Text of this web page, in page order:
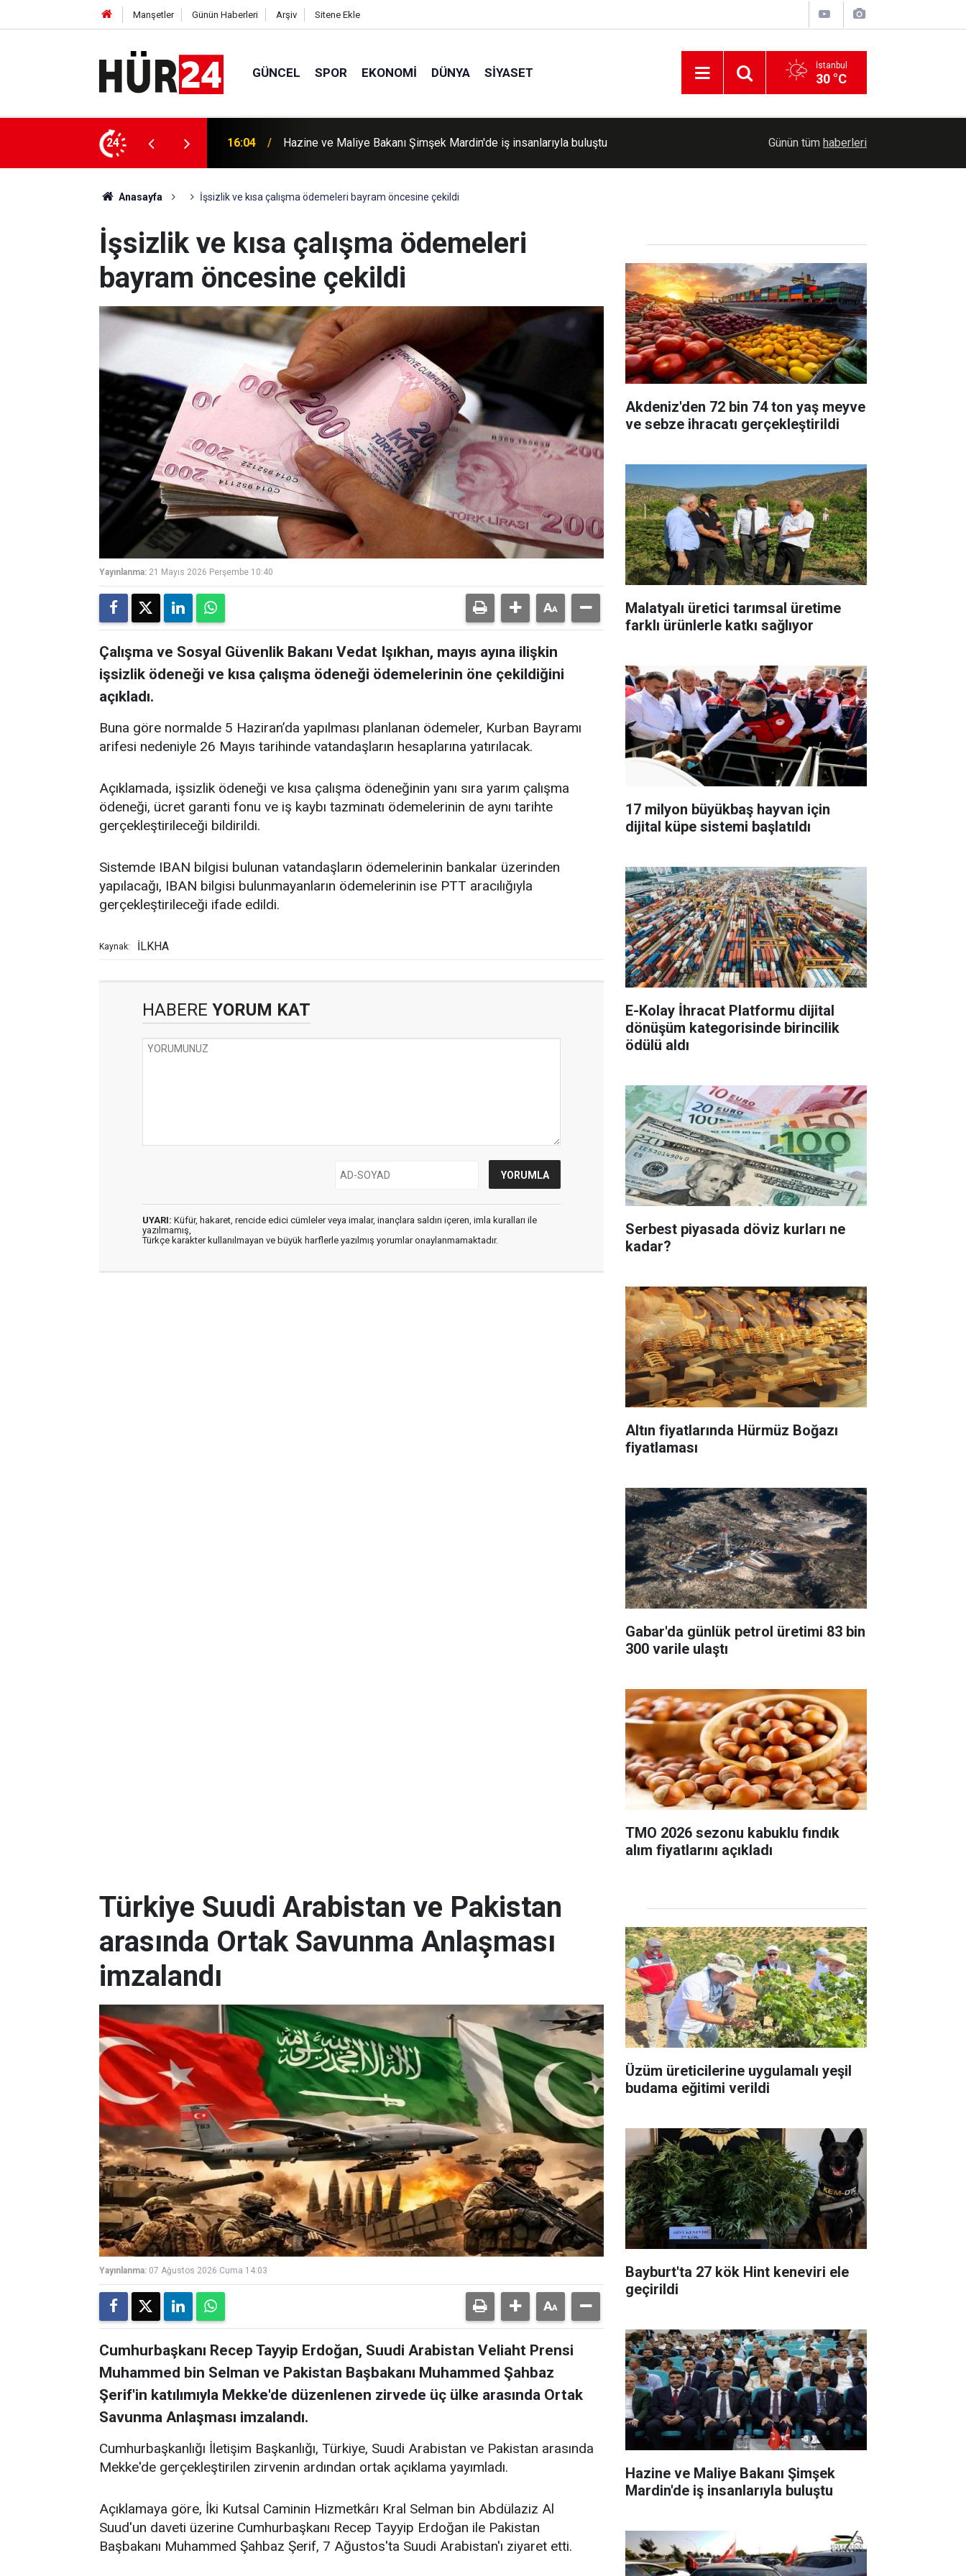
Manşetler Günün Haberleri Arşiv Sitene Ekle
GÜNCEL SPOR EKONOMI DÜNYA SIYASET İstanbul
30 °C
24
iş insanlarıyla buluştu 15:46 Kanada yönetimi: ABD'nin ekonomik zorbalığı çirkin bir hal almaya başladı Uluslararası Filistin Dayanışma Konvoyu yarın
Günün tüm haberleri
Anasayfa İşsizlik ve kısa çalışma ödemeleri bayram öncesine çekildi
İşsizlik ve kısa çalışma ödemeleri
bayram öncesine çekildi
Yayınlanma: 21 Mayıs 2026 Perşembe 10:40
Çalışma ve Sosyal Güvenlik Bakanı Vedat Işıkhan, mayıs ayına ilişkin
işsizlik ödeneği ve kısa çalışma ödeneği ödemelerinin öne çekildiğini
açıkladı.
Buna göre normalde 5 Haziran’da yapılması planlanan ödemeler, Kurban Bayramı
arifesi nedeniyle 26 Mayıs tarihinde vatandaşların hesaplarına yatırılacak.
Açıklamada, işsizlik ödeneği ve kısa çalışma ödeneğinin yanı sıra yarım çalışma
ödeneği, ücret garanti fonu ve iş kaybı tazminatı ödemelerinin de aynı tarihte
gerçekleştirileceği bildirildi.
Sistemde IBAN bilgisi bulunan vatandaşların ödemelerinin bankalar üzerinden
yapılacağı, IBAN bilgisi bulunmayanların ödemelerinin ise PTT aracılığıyla
gerçekleştirileceği ifade edildi.
Kaynak: İLKHA
HABERE YORUM KAT
UYARI: Küfür, hakaret, rencide edici cümleler veya imalar, inançlara saldırı içeren, imla kuralları ile
yazılmamış,
Türkçe karakter kullanılmayan ve büyük harflerle yazılmış yorumlar onaylanmamaktadır.
Akdeniz'den 72 bin 74 ton yaş meyve
ve sebze ihracatı gerçekleştirildi
Malatyalı üretici tarımsal üretime
farklı ürünlerle katkı sağlıyor
17 milyon büyükbaş hayvan için
dijital küpe sistemi başlatıldı
E-Kolay İhracat Platformu dijital
dönüşüm kategorisinde birincilik
ödülü aldı
Serbest piyasada döviz kurları ne
kadar?
Altın fiyatlarında Hürmüz Boğazı
fiyatlaması
Gabar'da günlük petrol üretimi 83 bin
300 varile ulaştı
TMO 2026 sezonu kabuklu fındık
alım fiyatlarını açıkladı
Türkiye Suudi Arabistan ve Pakistan
arasında Ortak Savunma Anlaşması
imzalandı
Yayınlanma: 07 Ağustos 2026 Cuma 14:03
Cumhurbaşkanı Recep Tayyip Erdoğan, Suudi Arabistan Veliaht Prensi
Muhammed bin Selman ve Pakistan Başbakanı Muhammed Şahbaz
Şerif'in katılımıyla Mekke'de düzenlenen zirvede üç ülke arasında Ortak
Savunma Anlaşması imzalandı.
Cumhurbaşkanlığı İletişim Başkanlığı, Türkiye, Suudi Arabistan ve Pakistan arasında
Mekke'de gerçekleştirilen zirvenin ardından ortak açıklama yayımladı.
Açıklamaya göre, İki Kutsal Caminin Hizmetkârı Kral Selman bin Abdülaziz Al
Suud'un daveti üzerine Cumhurbaşkanı Recep Tayyip Erdoğan ile Pakistan
Başbakanı Muhammed Şahbaz Şerif, 7 Ağustos'ta Suudi Arabistan'ı ziyaret etti.
Üzüm üreticilerine uygulamalı yeşil
budama eğitimi verildi
Bayburt'ta 27 kök Hint keneviri ele
geçirildi
Hazine ve Maliye Bakanı Şimşek
Mardin'de iş insanlarıyla buluştu